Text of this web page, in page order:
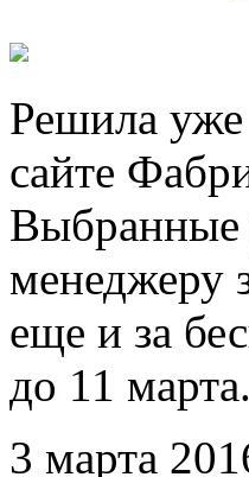
Решила уже
сайте
Выбранные
менеджеру
еще и за
до 11 марта.
3 марта